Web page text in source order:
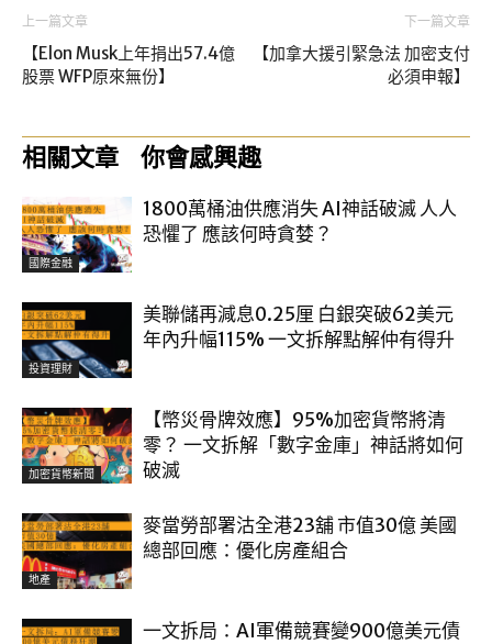
上一篇文章
【Elon Musk上年捐出57.4億
股票 WFP原來無份】
下一篇文章
【加拿大援引緊急法 加密支付
必須申報】
相關文章 你會感興趣
國際金融
1800萬桶油供應消失 AI神話破滅 人人
恐懼了 應該何時貪婪？
投資理財
美聯儲再減息0.25厘 白銀突破62美元
年內升幅115% 一文拆解點解仲有得升
加密貨幣新聞
【幣災骨牌效應】95%加密貨幣將清
零？ 一文拆解「數字金庫」神話將如何
破滅
地產
麥當勞部署沽全港23舖 市值30億 美國
總部回應：優化房產組合
一文拆局：AI軍備競賽變900億美元債